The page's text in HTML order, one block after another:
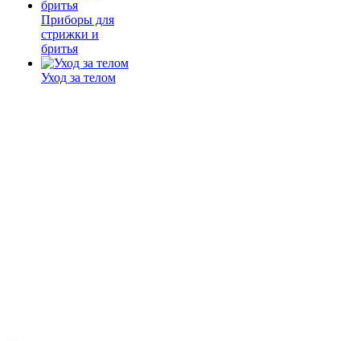
Приборы для
стрижки и
бритья
Уход за телом